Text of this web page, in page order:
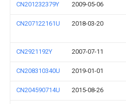
CN201232379Y 2009-05-06
CN207122161U 2018-03-20
CN2921192Y 2007-07-11
CN208310340U 2019-01-01
CN204590714U 2015-08-26